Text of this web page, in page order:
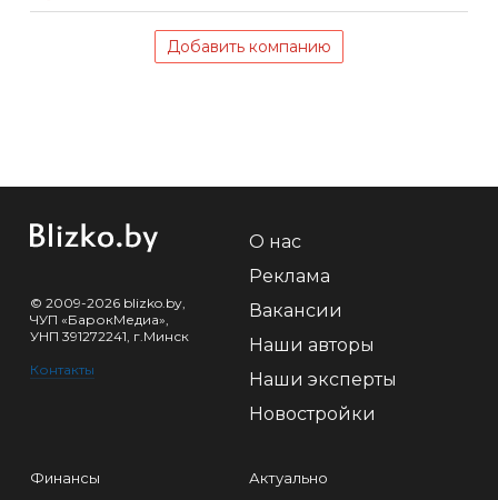
Добавить компанию
© 2009-2026 blizko.by,
ЧУП «БарокМедиа»,
УНП 391272241, г.Минск
Контакты
О нас
Реклама
Вакансии
Наши авторы
Наши эксперты
Новостройки
Финансы
Актуально